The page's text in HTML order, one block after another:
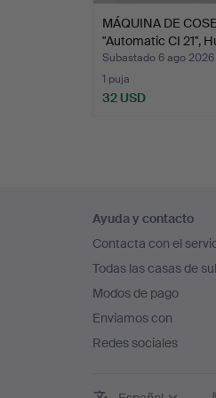
MÁQUINA DE
"Automatic CI 21",
Subastado 6 ago 2026
1 puja
32 USD
en
el
pie
de
página
Ayuda y contacto
Contacta con el
Todas las casas de
Modos de pago
Enviamos con
Redes sociales